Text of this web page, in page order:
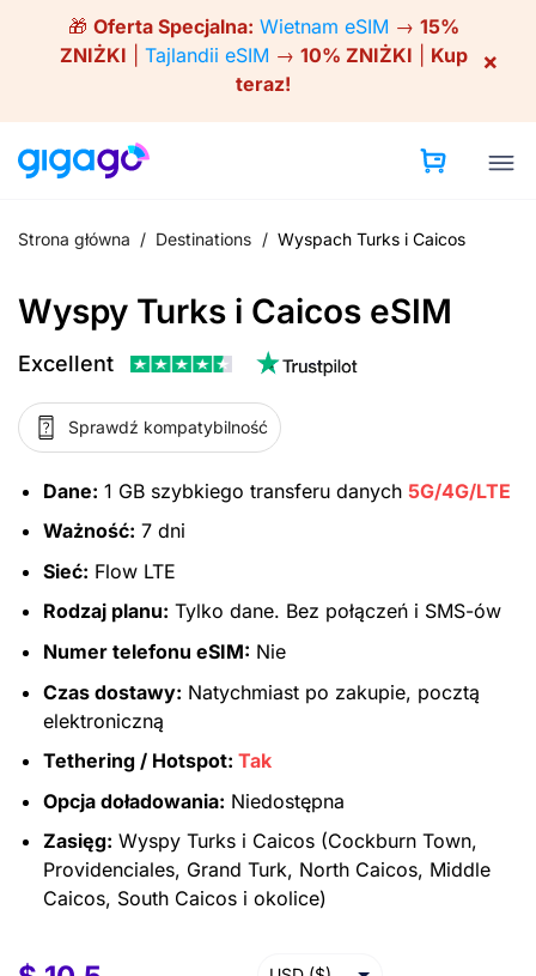
🎁 Oferta Specjalna: Wietnam eSIM → 15%
ZNIŻKI
Tajlandii eSIM → 10% ZNIŻKI
Kup
teraz!
×
Strona główna / Destinations / Wyspach Turks i Caicos
Wyspy Turks i Caicos eSIM
Excellent
Sprawdź kompatybilność
Dane: 1 GB szybkiego transferu danych 5G/4G/LTE
Ważność: 7 dni
Sieć: Flow LTE
Rodzaj planu: Tylko dane. Bez połączeń i SMS-ów
Numer telefonu eSIM: Nie
Czas dostawy: Natychmiast po zakupie, pocztą
elektroniczną
Tethering / Hotspot: Tak
Opcja doładowania: Niedostępna
Zasięg: Wyspy Turks i Caicos (Cockburn Town,
Providenciales, Grand Turk, North Caicos, Middle
Caicos, South Caicos i okolice)